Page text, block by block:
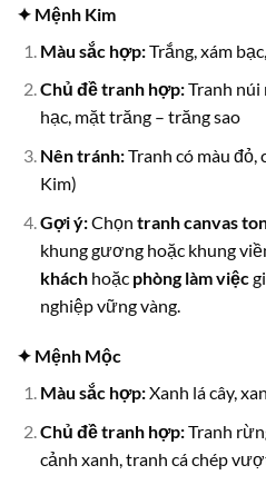
✦ Mệnh Kim
Màu sắc hợp:Trắng, xám
Chủ đề tranh hợp:Tranh núi
hạc, mặt trăng – trăng sao
Nên tránh:Tranh có màu đỏ,
Kim)
Gợi ý:Chọn tranh canvas
khung gương hoặc khung
kháchhoặc phòng làm việc
nghiệp vững vàng.
✦ Mệnh Mộc
Màu sắc hợp:Xanh lá cây,
Chủ đề tranh hợp:Tranh
cảnh xanh, tranh cá chép